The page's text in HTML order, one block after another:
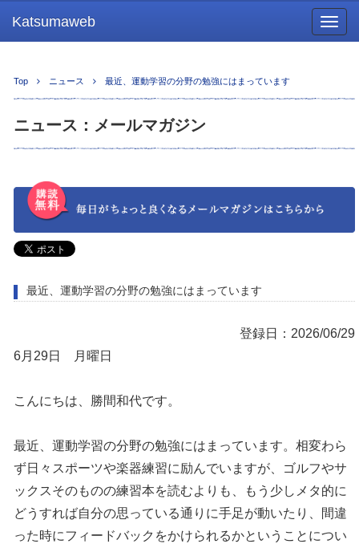
Katsumaweb
Top ニュース 最近、運動学習の分野の勉強にはまっています
ニュース：メールマガジン
最近、運動学習の分野の勉強にはまっています
登録日：2026/06/29
6月29日 月曜日
こんにちは、勝間和代です。
最近、運動学習の分野の勉強にはまっています。相変わら
ず日々スポーツや楽器練習に励んでいますが、ゴルフやサ
ックスそのものの練習本を読むよりも、もう少しメタ的に
どうすれば自分の思っている通りに手足が動いたり、間違
った時にフィードバックをかけられるかということについ